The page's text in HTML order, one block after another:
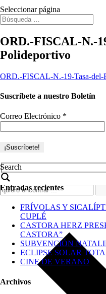
Seleccionar página
ORD.-FISCAL-N.-
Polideportivo
ORD.-FISCAL-N.-19-Tasa-del-
Suscríbete a nuestro Boletín
Correo Electrónico *
Search
Entradas recientes
FRÍVOLAS Y
CUPLÉ
CASTORA HERZ
CASTORA”
SUBVENCIÓN
ECLIPSE SOLAR
CINE DE VERANO
Archivos